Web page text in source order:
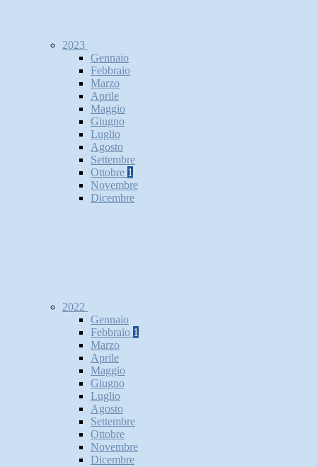
2023
Gennaio
Febbraio
Marzo
Aprile
Maggio
Giugno
Luglio
Agosto
Settembre
Ottobre 1
Novembre
Dicembre
2022
Gennaio
Febbraio 1
Marzo
Aprile
Maggio
Giugno
Luglio
Agosto
Settembre
Ottobre
Novembre
Dicembre